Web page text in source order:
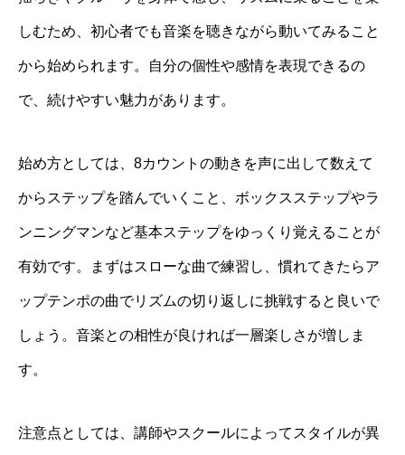
しむため、初心者でも音楽を聴きながら動いてみること
から始められます。自分の個性や感情を表現できるの
で、続けやすい魅力があります。
始め方としては、8カウントの動きを声に出して数えて
からステップを踏んでいくこと、ボックスステップやラ
ンニングマンなど基本ステップをゆっくり覚えることが
有効です。まずはスローな曲で練習し、慣れてきたらア
ップテンポの曲でリズムの切り返しに挑戦すると良いで
しょう。音楽との相性が良ければ一層楽しさが増しま
す。
注意点としては、講師やスクールによってスタイルが異